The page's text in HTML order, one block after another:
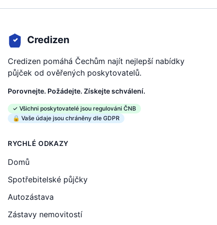
Credizen
Credizen pomáhá Čechům najít nejlepší nabídky
půjček od ověřených poskytovatelů.
Porovnejte. Požádejte. Získejte schválení.
✓ Všichni poskytovatelé jsou regulováni ČNB
🔒 Vaše údaje jsou chráněny dle GDPR
RYCHLÉ ODKAZY
Domů
Spotřebitelské půjčky
Autozástava
Zástavy nemovitostí